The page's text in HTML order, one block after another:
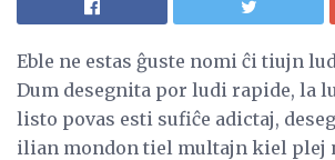
Eble ne estas ĝuste nomi ĉi tiujn
Dum desegnita por ludi rapide, la
listo povas esti sufiĉe adictaj,
ilian mondon tiel multajn kiel plej